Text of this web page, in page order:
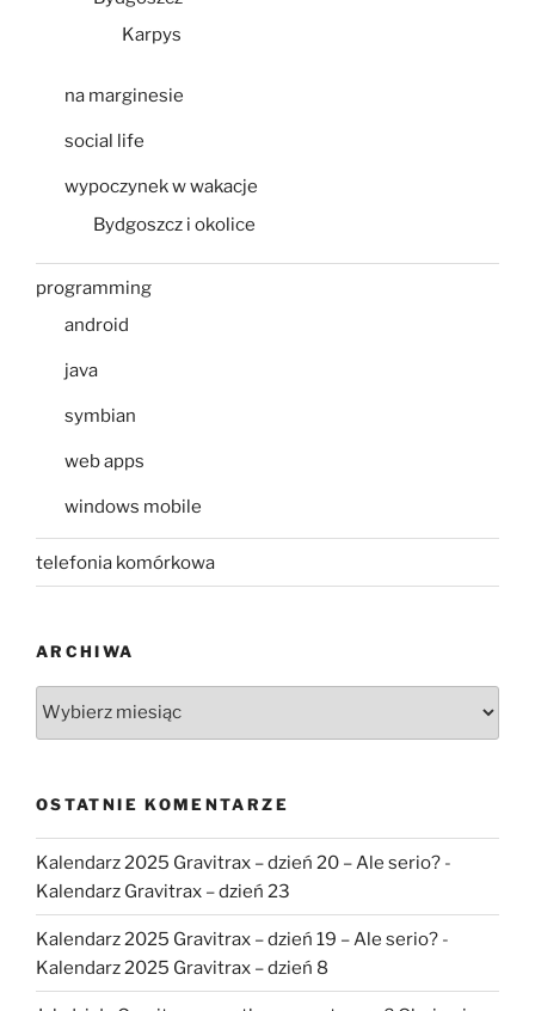
Karpys
na marginesie
social life
wypoczynek w wakacje
Bydgoszcz i okolice
programming
android
java
symbian
web apps
windows mobile
telefonia komórkowa
ARCHIWA
OSTATNIE KOMENTARZE
Kalendarz 2025 Gravitrax – dzień 20 – Ale serio? -
Kalendarz Gravitrax – dzień 23
Kalendarz 2025 Gravitrax – dzień 19 – Ale serio? -
Kalendarz 2025 Gravitrax – dzień 8